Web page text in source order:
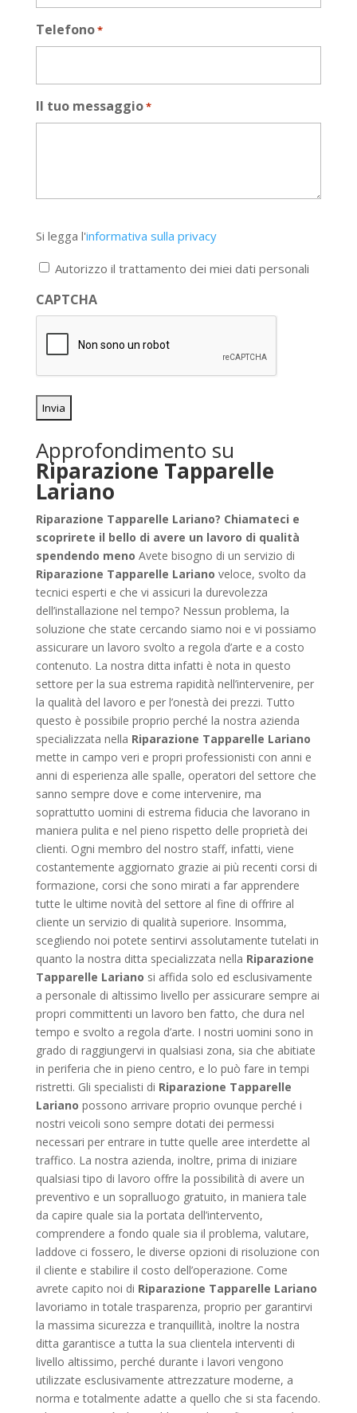
Telefono*
Il tuo messaggio*
legga
l'informativa
privacy
*
Si legga l'informativa sulla privacy
Autorizzo il trattamento dei miei dati personali
CAPTCHA
Approfondimento su
Riparazione Tapparelle
Lariano
Riparazione Tapparelle Lariano? Chiamateci e
scoprirete il bello di avere un lavoro di qualità
spendendo meno Avete bisogno di un servizio di
Riparazione Tapparelle Lariano veloce, svolto da
tecnici esperti e che vi assicuri la durevolezza
dell’installazione nel tempo? Nessun problema, la
soluzione che state cercando siamo noi e vi possiamo
assicurare un lavoro svolto a regola d’arte e a costo
contenuto. La nostra ditta infatti è nota in questo
settore per la sua estrema rapidità nell’intervenire, per
la qualità del lavoro e per l’onestà dei prezzi. Tutto
questo è possibile proprio perché la nostra azienda
specializzata nella Riparazione Tapparelle Lariano
mette in campo veri e propri professionisti con anni e
anni di esperienza alle spalle, operatori del settore che
sanno sempre dove e come intervenire, ma
soprattutto uomini di estrema fiducia che lavorano in
maniera pulita e nel pieno rispetto delle proprietà dei
clienti. Ogni membro del nostro staff, infatti, viene
costantemente aggiornato grazie ai più recenti corsi di
formazione, corsi che sono mirati a far apprendere
tutte le ultime novità del settore al fine di offrire al
cliente un servizio di qualità superiore. Insomma,
scegliendo noi potete sentirvi assolutamente tutelati in
quanto la nostra ditta specializzata nella Riparazione
Tapparelle Lariano si affida solo ed esclusivamente
a personale di altissimo livello per assicurare sempre ai
propri committenti un lavoro ben fatto, che dura nel
tempo e svolto a regola d’arte. I nostri uomini sono in
grado di raggiungervi in qualsiasi zona, sia che abitiate
in periferia che in pieno centro, e lo può fare in tempi
ristretti. Gli specialisti di Riparazione Tapparelle
Lariano possono arrivare proprio ovunque perché i
nostri veicoli sono sempre dotati dei permessi
necessari per entrare in tutte quelle aree interdette al
traffico. La nostra azienda, inoltre, prima di iniziare
qualsiasi tipo di lavoro offre la possibilità di avere un
preventivo e un sopralluogo gratuito, in maniera tale
da capire quale sia la portata dell’intervento,
comprendere a fondo quale sia il problema, valutare,
laddove ci fossero, le diverse opzioni di risoluzione con
il cliente e stabilire il costo dell’operazione. Come
avrete capito noi di Riparazione Tapparelle Lariano
lavoriamo in totale trasparenza, proprio per garantirvi
la massima sicurezza e tranquillità, inoltre la nostra
ditta garantisce a tutta la sua clientela interventi di
livello altissimo, perché durante i lavori vengono
utilizzate esclusivamente attrezzature moderne, a
norma e totalmente adatte a quello che si sta facendo.